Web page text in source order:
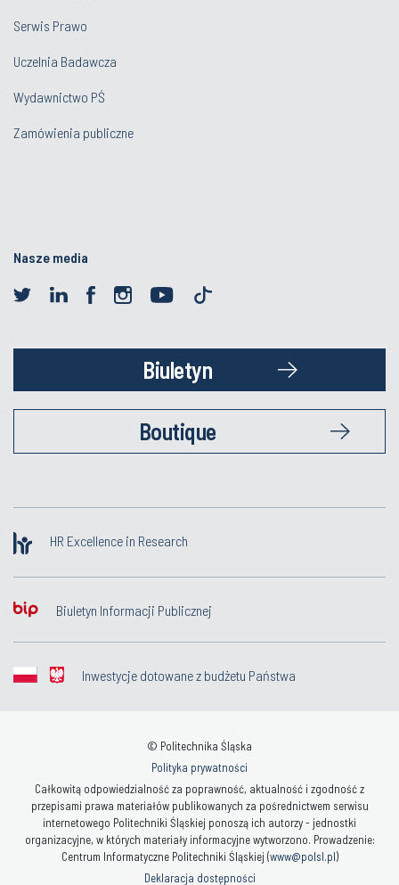
Serwis Prawo
Uczelnia Badawcza
Wydawnictwo PŚ
Zamówienia publiczne
Nasze media
Biuletyn
Boutique
HR Excellence in Research
Biuletyn Informacji Publicznej
Inwestycje dotowane z budżetu Państwa
© Politechnika Śląska
Polityka prywatności
Całkowitą odpowiedzialność za poprawność, aktualność i zgodność z
przepisami prawa materiałów publikowanych za pośrednictwem serwisu
internetowego Politechniki Śląskiej ponoszą ich autorzy - jednostki
organizacyjne, w których materiały informacyjne wytworzono. Prowadzenie:
Centrum Informatyczne Politechniki Śląskiej (www@polsl.pl)
Deklaracja dostępności